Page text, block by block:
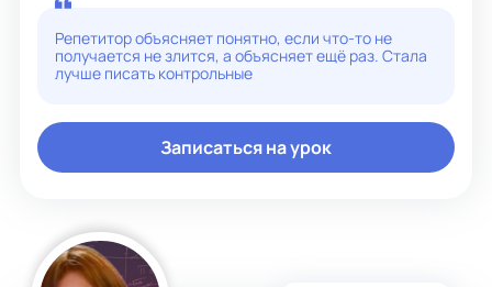
Мои достижения:
1. Независимый тренинг для педагогов в формате ЕГЭ
по предмету «Информатика и ИКТ» - высокий уровень
2. Независимый тренинг в формате демонстрационного
экзамена по стандартам Вордскиллс Россия для
3. Эксперт-наставник Московские мастера по
компетенции «Машинное обучение и большие данные».
4. Эксперт Вордскиллс Россия по компетенции
«Программные решения для бизнеса»
экзамену по стандарту Вордскиллс Россия по
компетенции «Программные решения для бизнеса»
2019 г. и 2020 г..
Репетитор объясняет понятно, если что-то не
получается не злится, а объясняет ещё раз. Стала
лучше писать контрольные
Записаться на урок